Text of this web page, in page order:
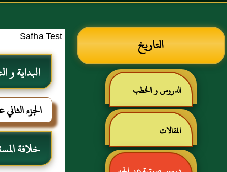
التاريخ
الدروس و الخطب
المقالات
Safha Test
البداية و
الجزء
خلافة